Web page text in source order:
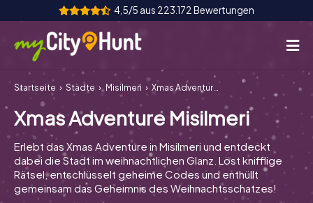
4,5/5 aus 223.172 Bewertungen
So funktioniert's
Städte
Touren
Teamevent
Startseite Städte Misilmeri Xmas Adventure Misilmeri
Xmas Adventure Misilmeri
Erlebt das Xmas Adventure in Misilmeri und entdeckt
dabei die Stadt im weihnachtlichen Glanz. Löst knifflige
Rätsel, entschlüsselt geheime Codes und enthüllt
gemeinsam das Geheimnis des Weihnachtsschatzes!